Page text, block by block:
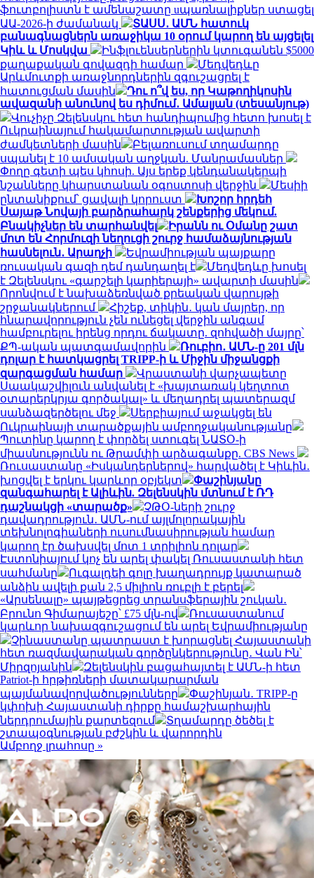
ֆուտբոլիստն է ամենաշատը uպառնալիքներ ստացել
ԱԱ-2026-ի ժամանակ
ՏԱՍՍ․ ԱՄՆ հատուկ
բանագնացներն առաջիկա 10 օրում կարող են այցելել
Կիև և Մոսկվա
Ինֆլուենսերներին կտուգանեն $5000
քաղաքական գովազդի համար
Մեդվեդևը
Արևմուտքի առաջնորդներին զգուշացրել է
հատուցման մասին
Դու ո՞վ ես, որ Կաթողիկոսին
ավազանի անունով ես դիմում․ Ամալյան (տեսանյութ)
Վուչիչը Զելենսկու հետ հանդիպումից հետո խոսել է
Ուկրաինայում հակամարտության ավարտի
ժամկետների մասին
Բելառուսում տղամարդը
սպանել է 10 ամսական աղջկան. Մանրամասներ
Փողը գետի պես կհոսի. Այս երեք կենդանակերպի
նշանները կհարստանան օգոստոսի վերջին
Մեսիի
ընտանիքում՝ ցավալի կորուստ
Խոշոր հրդեհ
Սայաթ Նովայի բարձրահարկ շենքերից մեկում.
Բնակիչներ են տարհանվել
Իրանն ու Օմանը շատ
մոտ են Հորմուզի նեղուցի շուրջ համաձայնության
հասնելուն․ Արաղչի
Եվրամիության պայքարը
ռուսական գազի դեմ դանդաղել է
Մեդվեդևը խոսել
է Զելենսկու «գարշելի կարիերայի» ավարտի մասին
Որոնվում է նախաձեռնված քրեական վարույթի
շրջանակներում
Հիշեք, տիկին․ կան մայրեր, որ
հնարավորություն չեն ունեցել վերջին անգամ
համբուրելու իրենց որդու ճակատը. զոհվածի մայրը՝
ՔՊ-ական պատգամավորին
Ռուբիո․ ԱՄՆ-ը 201 մլն
դոլար է հատկացրել TRIPP-ի և Միջին միջանցքի
զարգացման համար
Վրաստանի վարչապետը
Սաակաշվիլուն անվանել է «խայտառակ կեղտոտ
օտարերկրյա գործակալ» և մեղադրել պատերազմ
սանձազերծելու մեջ
Սերբիայում աջակցել են
Ուկրաինայի տարածքային ամբողջականությանը
Պուտինը կարող է փորձել ստուգել ՆԱՏՕ-ի
միասնությունն ու Թրամփի արձագանքը. CBS News
Ռուսաստանը «Իսկանդերներով» հարվածել է Կիևին․
խոցվել է երկու կարևոր օբյեկտ
Փաշինյանը
զանգահարել է Ալիևին. Զելենսկին մտնում է ՌԴ
դաշնակցի «տարածք»
ՉԹՕ-ների շուրջ
դավադրություն․ ԱՄՆ-ում այլմոլորակային
տեխնոլոգիաների ուսումնասիրության համար
կարող էր ծախսվել մոտ 1 տրիլիոն դոլար
Էստոնիայում կոչ են արել փակել Ռուսաստանի հետ
սահմանը
Ուգալդեի գոլը խաղադրույք կատարած
անձին ավելի քան 2,5 միլիոն ռուբլի է բերել
«Արսենալը» պայթեցրեց տրանսֆերային շուկան․
Բրունո Գիմարայեշը՝ £75 մլն-ով
Ռուսաստանում
կարևոր նախազգուշացում են արել Եվրամիությանը
Չինաստանը պատրաստ է խորացնել Հայաստանի
հետ ռազմավարական գործընկերությունը․ Վան Ին՝
Միրզոյանին
Զելենսկին բացահայտել է ԱՄՆ-ի հետ
Patriot-ի հրթիռների մատակարարման
պայմանավորվածությունները
Փաշինյան․ TRIPP-ը
կփոխի Հայաստանի դիրքը համաշխարհային
ներդրումային քարտեզում
Տղամարդը ծեծել է
շտապօգնության բժշկին և վարորդին
Ամբողջ լրահոսը »